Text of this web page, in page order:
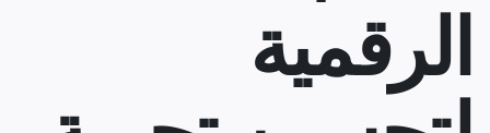
الرقمية